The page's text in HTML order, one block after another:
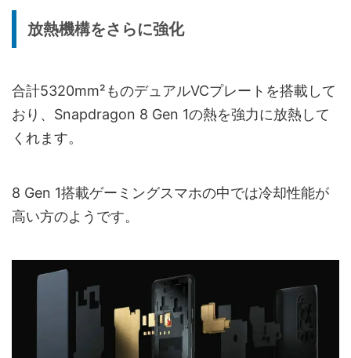
放熱機構をさらに強化
合計5320mm²ものデュアルVCプレートを搭載して
おり、Snapdragon 8 Gen 1の熱を強力に放熱して
くれます。
8 Gen 1搭載ゲーミングスマホの中では冷却性能が
高い方のようです。